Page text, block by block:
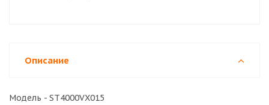
Описание
Модель - ST4000VX015